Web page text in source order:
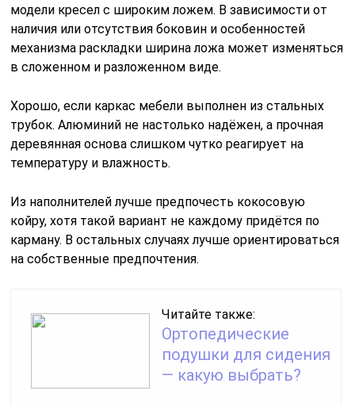
модели кресел с широким ложем. В зависимости от
наличия или отсутствия боковин и особенностей
механизма раскладки ширина ложа может изменяться
в сложенном и разложенном виде.
Хорошо, если каркас мебели выполнен из стальных
трубок. Алюминий не настолько надёжен, а прочная
деревянная основа слишком чутко реагирует на
температуру и влажность.
Из наполнителей лучше предпочесть кокосовую
койру, хотя такой вариант не каждому придётся по
карману. В остальных случаях лучше ориентироваться
на собственные предпочтения.
Читайте также:
Ортопедические
подушки для сидения
— какую выбрать?